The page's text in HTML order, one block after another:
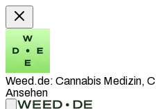
Weed.de: Cannabis Medizin,
Ansehen